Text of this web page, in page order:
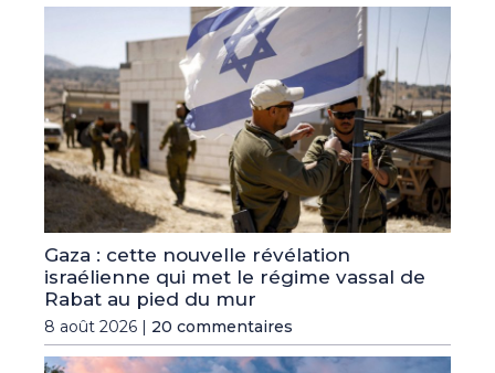
Gaza : cette nouvelle révélation
israélienne qui met le régime vassal de
Rabat au pied du mur
8 août 2026 | 20 commentaires